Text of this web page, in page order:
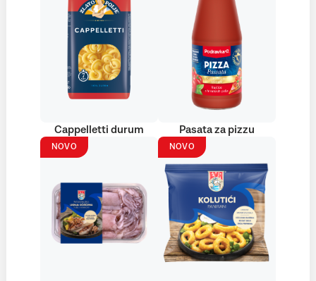
Cappelletti durum Pasata za pizzu
NOVO NOVO